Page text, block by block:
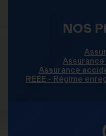
NOS
Assurance
REEE - Régime